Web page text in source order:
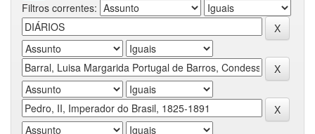
Filtros correntes: